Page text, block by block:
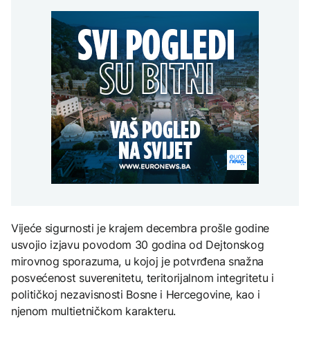
ponovo velike vrućine
AKTUELNO
Sladić najavio promjenu
vremena: Subota donosi
osvježenje, a onda
ponovo velike vrućine
Macut najavio dodatne
mjere za ublažavanje
posljedica toplotnog
talasa
aviosaobraćaj:
obustavio dolaske letova
AKTUELNO
Pacifičke zemlje bez
dogovora o kineskom
raketnom testu: Samit
lidera mogao bi donijeti
odluku
djece moraju platiti 942
KULTURA
Rat i pijesak prijete
drevnim piramidama
Meroe u Sudanu
ZANIMLJIVOSTI
Vijeće sigurnosti je krajem decembra prošle godine
usvojio izjavu povodom 30 godina od Dejtonskog
mirovnog sporazuma, u kojoj je potvrđena snažna
posvećenost suverenitetu, teritorijalnom integritetu i
političkoj nezavisnosti Bosne i Hercegovine, kao i
njenom multietničkom karakteru.